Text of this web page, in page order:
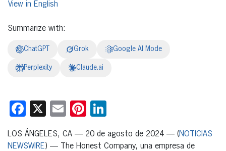
English
Summarize with:
ChatGPT Grok Google AI Mode
Perplexity Claude.ai
Facebook
X EmailPinterest
LOS ÁNGELES, CA — 20 de agosto de 2024 — (NOTICIAS
NEWSWIRE) — The Honest Company, una empresa de